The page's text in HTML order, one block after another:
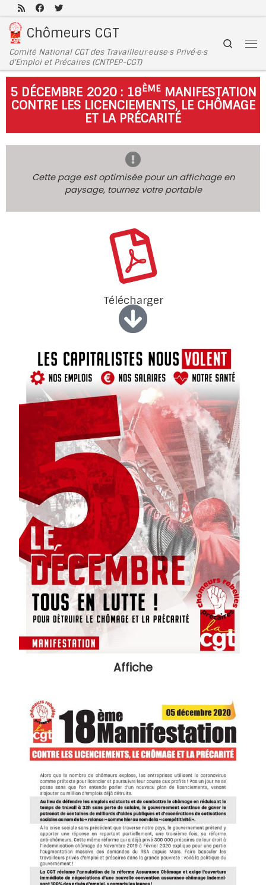
Passer au contenu
Chômeurs CGT
Comité National CGT des Travailleur·euse·s Privé·e·s
d'Emploi et Précaires (CNTPEP-CGT)
Search
5 DÉCEMBRE 2020 : 18ÈMEMANIFESTATION
CONTRE LES LICENCIEMENTS, LE CHÔMAGE
ET LA PRÉCARITÉ
Cette page est optimisée pour un affichage en
paysage, tournez votre portable
Télécharger
Affiche